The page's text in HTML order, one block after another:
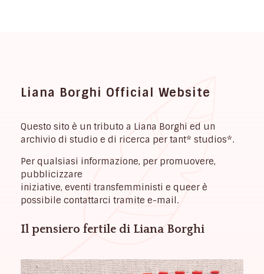
Liana Borghi Official Website
Questo sito è un tributo a Liana Borghi ed un
archivio di studio e di ricerca per tant* studios*.
Per qualsiasi informazione, per promuovere,
pubblicizzare
iniziative, eventi transfemministi e queer è
possibile contattarci tramite e-mail.
Il pensiero fertile di Liana Borghi